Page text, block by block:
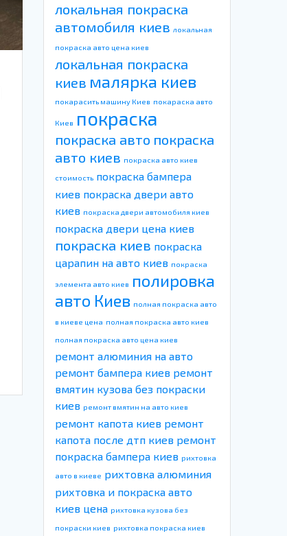
локальная покраска
автомобиля киев локальная
покраска авто цена киев
локальная покраска
киев малярка киев
покарасить машину Киев покараска авто
Киев покраска
покраска авто покраска
авто киев покраска авто киев
стоимость покраска бампера
киев покраска двери авто
киев покраска двери автомобиля киев
покраска двери цена киев
покраска киев покраска
царапин на авто киев покраска
элемента авто киев полировка
авто Киев полная покраска авто
в киеве цена полная покраска авто киев
полная покраска авто цена киев
ремонт алюминия на авто
ремонт бампера киев ремонт
вмятин кузова без покраски
киев ремонт вмятин на авто киев
ремонт капота киев ремонт
капота после дтп киев ремонт
покраска бампера киев рихтовка
авто в киеве рихтовка алюминия
рихтовка и покраска авто
киев цена рихтовка кузова без
покраски киев рихтовка покраска киев